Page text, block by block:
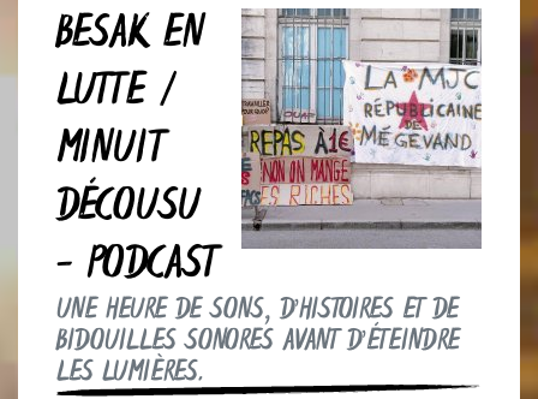
BESAK EN
LUTTE /
MINUIT
DÉCOUSU
- PODCAST
UNE HEURE DE SONS, D’HISTOIRES ET DE
BIDOUILLES SONORES AVANT D’ÉTEINDRE
LES LUMIÈRES.